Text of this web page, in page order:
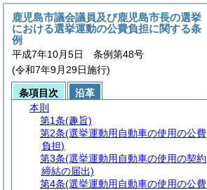
鹿児島市議会議員及び鹿児島市長の選挙
における選挙運動の公費負担に関する条
例
平成7年10月5日 条例第48号
(令和7年9月29日施行)
条項目次
沿革
本則
第1条(趣旨)
第2条(選挙運動用自動車の使用の公費
負担)
第3条(選挙運動用自動車の使用の契約
締結の届出)
第4条(選挙運動用自動車の使用の公費